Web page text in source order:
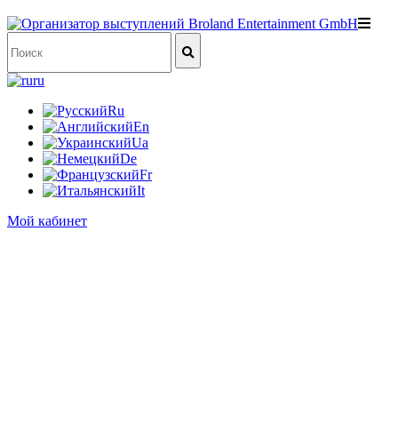
ru
Ru
En
Ua
De
Fr
It
Мой кабинет